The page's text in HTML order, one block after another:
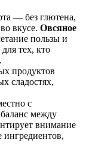
— без глютена,
вкусе. Овсяное
пользы и
тех, кто
продуктов
сладостях,
с
между
внимание